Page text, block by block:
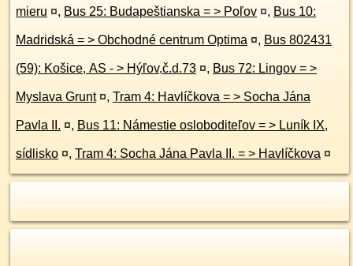
mieru ¤, Bus 25: Budapeštianska = > Poľov ¤, Bus 10:
Madridská = > Obchodné centrum Optima ¤, Bus 802431
(59): Košice, AS - > Hýľov,č.d.73 ¤, Bus 72: Lingov = >
Myslava Grunt ¤, Tram 4: Havlíčkova = > Socha Jána
Pavla II. ¤, Bus 11: Námestie osloboditeľov = > Luník IX,
sídlisko ¤, Tram 4: Socha Jána Pavla II. = > Havlíčkova ¤